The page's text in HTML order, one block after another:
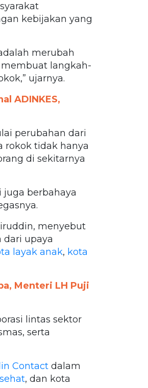
kebijakan yang
merubah
langkah-
ujarnya.
ADINKES,
perubahan dari
rokok tidak hanya
di sekitarnya
juga berbahaya
menyebut
dari upaya
layak anak, kota
Menteri LH Puji
lintas sektor
serta
Contact dalam
, dan kota